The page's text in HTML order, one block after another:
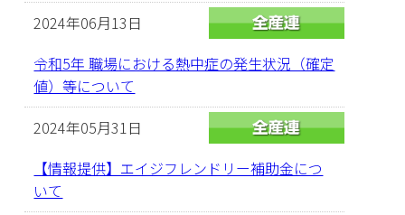
2024年06月13日
令和5年 職場における熱中症の発生状況（確定
値）等について
2024年05月31日
【情報提供】エイジフレンドリー補助金につ
いて